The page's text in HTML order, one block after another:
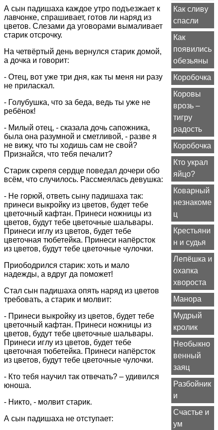
Как сливу
спасли
Как
появились
обезьяны
Коробочка
Коровы
врозь –
тигру
радость
Коробочка
Кто украл
яйцо?
Коварный
незнакоме
ц
Крестьяни
н и судья
Лепёшка и
охапка
хвороста
Манора
Мудрый
кролик
Необыкно
венный
заяц
Разбойник
и
Счастье и
ум
А сын падишаха каждое утро подъезжает к
лавчонке, спрашивает, готов ли наряд из
цветов. Слезами да уговорами вымаливает
старик отсрочку.
На четвёртый день вернулся старик домой,
а дочка и говорит:
- Отец, вот уже три дня, как ты меня ни разу
не приласкал.
- Голубушка, что за беда, ведь ты уже не
ребёнок!
- Милый отец, - сказала дочь сапожника,
была она разумной и сметливой, - разве я
не вижу, что ты ходишь сам не свой?
Признайся, что тебя печалит?
Старик скрепя сердце поведал дочери обо
всём, что случилось. Рассмеялась девушка:
- Не горюй, ответь сыну падишаха так:
принеси выкройку из цветов, будет тебе
цветочный кафтан. Принеси ножницы из
цветов, будут тебе цветочные шальвары.
Принеси иглу из цветов, будет тебе
цветочная тюбетейка. Принеси напёрсток
из цветов, будут тебе цветочные чулочки.
Приободрился старик: хоть и мало
надежды, а вдруг да поможет!
Стал сын падишаха опять наряд из цветов
требовать, а старик и молвит:
- Принеси выкройку из цветов, будет тебе
цветочный кафтан. Принеси ножницы из
цветов, будут тебе цветочные шальвары.
Принеси иглу из цветов, будет тебе
цветочная тюбетейка. Принеси напёрсток
из цветов, будут тебе цветочные чулочки.
- Кто тебя научил так отвечать? – удивился
юноша.
- Никто, - молвит старик.
А сын падишаха не отступает: